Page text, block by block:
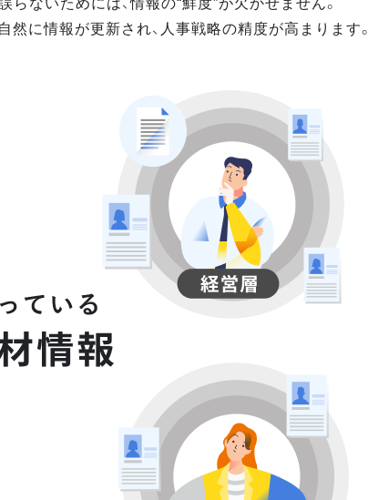
然に情報が更新され、人事戦略の精度が高まります。